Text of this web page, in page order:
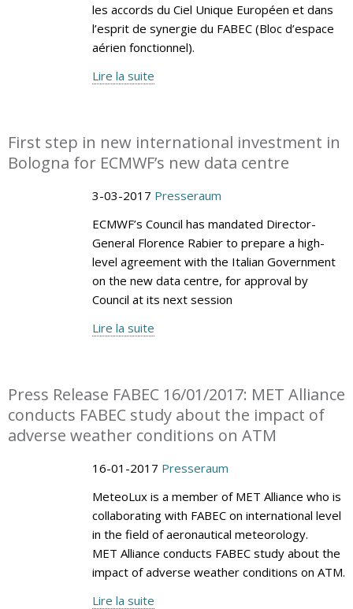
les accords du Ciel Unique Européen et dans
l’esprit de synergie du FABEC (Bloc d’espace
aérien fonctionnel).
Lire la suite
First step in new international investment in
Bologna for ECMWF’s new data centre
3-03-2017 Presseraum
ECMWF’s Council has mandated Director-
General Florence Rabier to prepare a high-
level agreement with the Italian Government
on the new data centre, for approval by
Council at its next session
Lire la suite
Press Release FABEC 16/01/2017: MET Alliance
conducts FABEC study about the impact of
adverse weather conditions on ATM
16-01-2017 Presseraum
MeteoLux is a member of MET Alliance who is
collaborating with FABEC on international level
in the field of aeronautical meteorology.
MET Alliance conducts FABEC study about the
impact of adverse weather conditions on ATM.
Lire la suite